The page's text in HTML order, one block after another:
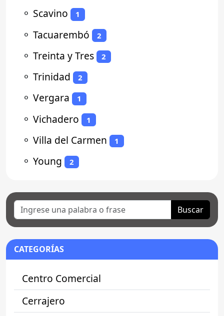
⚬ Scavino 1
⚬ Tacuarembó 2
⚬ Treinta y Tres 2
⚬ Trinidad 2
⚬ Vergara 1
⚬ Vichadero 1
⚬ Villa del Carmen 1
⚬ Young 2
Buscar
CATEGORÍAS
Centro Comercial
Cerrajero